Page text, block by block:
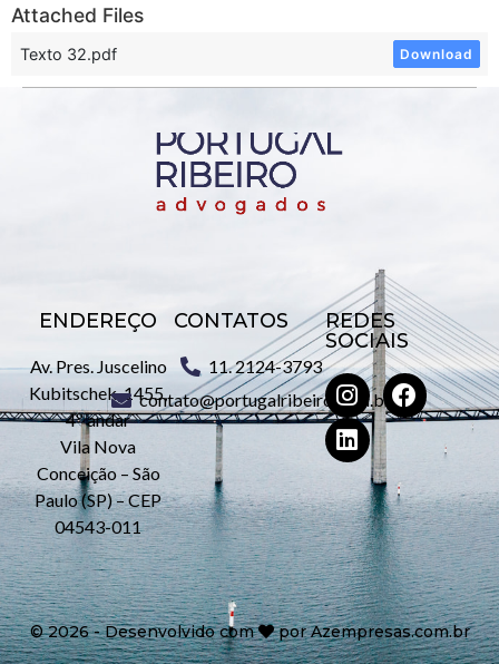
Attached Files
Texto 32.pdf Download
ENDEREÇO
Av. Pres. Juscelino
Kubitschek, 1455,
4º andar
Vila Nova
Conceição – São
Paulo (SP) – CEP
04543-011
CONTATOS
11. 2124-3793
contato@portugalribeiro.com.br
REDES
SOCIAIS
©2026- Desenvolvido com porAzempresas.com.br